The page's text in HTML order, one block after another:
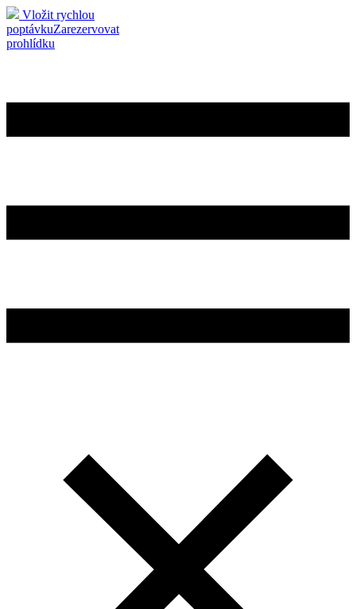
Vložit rychlou
poptávkuZarezervovat
prohlídku